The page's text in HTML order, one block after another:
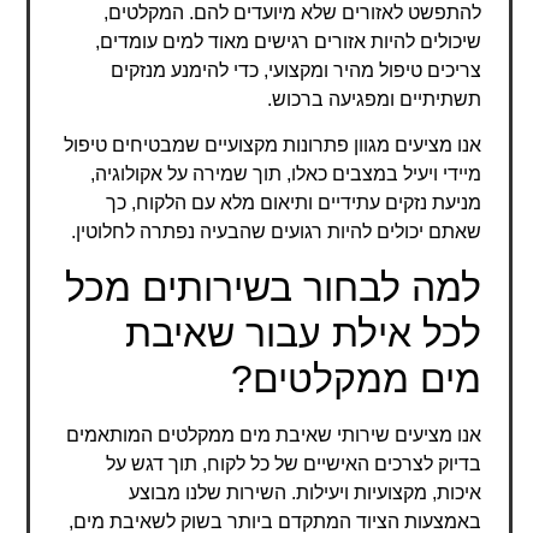
להתפשט לאזורים שלא מיועדים להם. המקלטים,
שיכולים להיות אזורים רגישים מאוד למים עומדים,
צריכים טיפול מהיר ומקצועי, כדי להימנע מנזקים
תשתיתיים ומפגיעה ברכוש.
אנו מציעים מגוון פתרונות מקצועיים שמבטיחים טיפול
מיידי ויעיל במצבים כאלו, תוך שמירה על אקולוגיה,
מניעת נזקים עתידיים ותיאום מלא עם הלקוח, כך
שאתם יכולים להיות רגועים שהבעיה נפתרה לחלוטין.
למה לבחור בשירותים מכל
לכל אילת עבור שאיבת
מים ממקלטים?
אנו מציעים שירותי שאיבת מים ממקלטים המותאמים
בדיוק לצרכים האישיים של כל לקוח, תוך דגש על
איכות, מקצועיות ויעילות. השירות שלנו מבוצע
באמצעות הציוד המתקדם ביותר בשוק לשאיבת מים,